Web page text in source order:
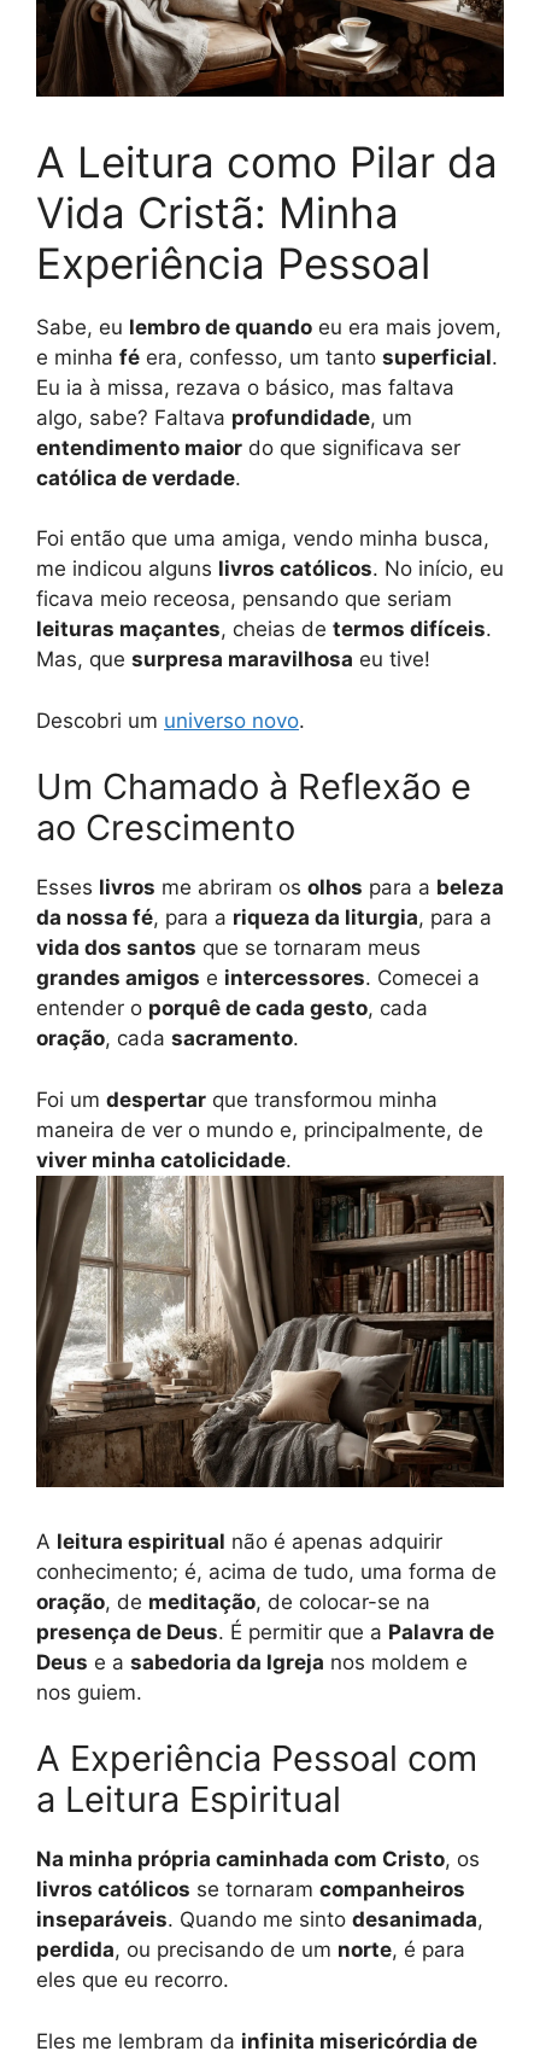
A Leitura como Pilar da
Vida Cristã: Minha
Experiência Pessoal
Sabe, eu lembro de quando eu era mais jovem,
e minha fé era, confesso, um tanto superficial.
Eu ia à missa, rezava o básico, mas faltava
algo, sabe? Faltava profundidade, um
entendimento maior do que significava ser
católica de verdade.
Foi então que uma amiga, vendo minha busca,
me indicou alguns livros católicos. No início, eu
ficava meio receosa, pensando que seriam
leituras maçantes, cheias de termos difíceis.
Mas, que surpresa maravilhosa eu tive!
Descobri um universo novo.
Um Chamado à Reflexão e
ao Crescimento
Esses livros me abriram os olhos para a beleza
da nossa fé, para a riqueza da liturgia, para a
vida dos santos que se tornaram meus
grandes amigos e intercessores. Comecei a
entender o porquê de cada gesto, cada
oração, cada sacramento.
Foi um despertar que transformou minha
maneira de ver o mundo e, principalmente, de
viver minha catolicidade.
A leitura espiritual não é apenas adquirir
conhecimento; é, acima de tudo, uma forma de
oração, de meditação, de colocar-se na
presença de Deus. É permitir que a Palavra de
Deus e a sabedoria da Igreja nos moldem e
nos guiem.
A Experiência Pessoal com
a Leitura Espiritual
Na minha própria caminhada com Cristo, os
livros católicos se tornaram companheiros
inseparáveis. Quando me sinto desanimada,
perdida, ou precisando de um norte, é para
eles que eu recorro.
Eles me lembram da infinita misericórdia de